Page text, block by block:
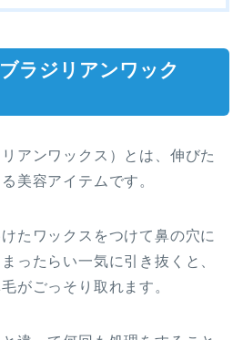
ラジリアンワック
アンワックス）とは、伸びた
美容アイテムです。
たワックスをつけて鼻の穴に
ったらい一気に引き抜くと、
がごっそり取れます。